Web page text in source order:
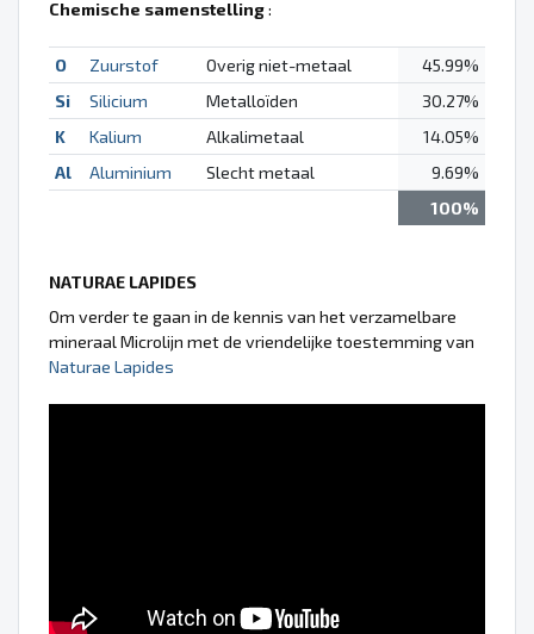
Chemische samenstelling:
O Zuurstof Overig niet-metaal
45.99%
Si
Silicium Metalloïden
30.27%
K
Kalium Alkalimetaal
14.05%
Al
Aluminium Slecht metaal
9.69%
100%
NATURAE LAPIDES
Om verder te gaan in de kennis van het verzamelbare
mineraal Microlijn met de vriendelijke toestemming van
Naturae Lapides